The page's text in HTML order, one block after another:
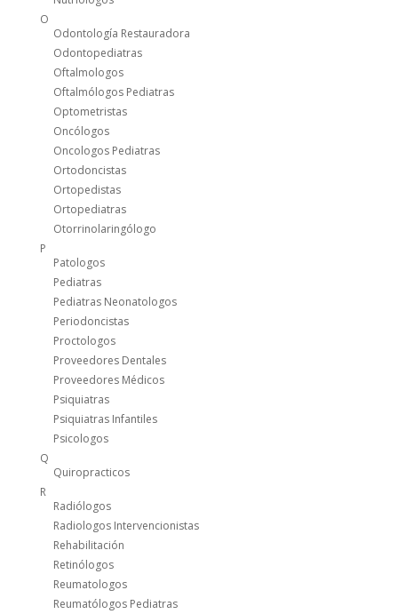
O
Odontología Restauradora
Odontopediatras
Oftalmologos
Oftalmólogos Pediatras
Optometristas
Oncólogos
Oncologos Pediatras
Ortodoncistas
Ortopedistas
Ortopediatras
Otorrinolaringólogo
P
Patologos
Pediatras
Pediatras Neonatologos
Periodoncistas
Proctologos
Proveedores Dentales
Proveedores Médicos
Psiquiatras
Psiquiatras Infantiles
Psicologos
Q
Quiropracticos
R
Radiólogos
Radiologos Intervencionistas
Rehabilitación
Retinólogos
Reumatologos
Reumatólogos Pediatras